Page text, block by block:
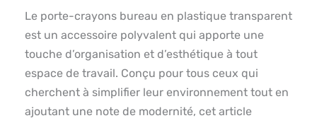
Le porte-crayons bureau en plastique transparent
est un accessoire polyvalent qui apporte une
touche d’organisation et d’esthétique à tout
espace de travail. Conçu pour tous ceux qui
cherchent à simplifier leur environnement tout en
ajoutant une note de modernité, cet article